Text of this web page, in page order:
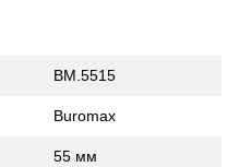
BM.5515
Buromax
55 мм